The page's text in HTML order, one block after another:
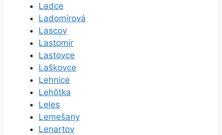
Ladce
Ladomirová
Lascov
Lastomír
Lastovce
Laškovce
Lehnice
Lehôtka
Leles
Lemešany
Lenartov